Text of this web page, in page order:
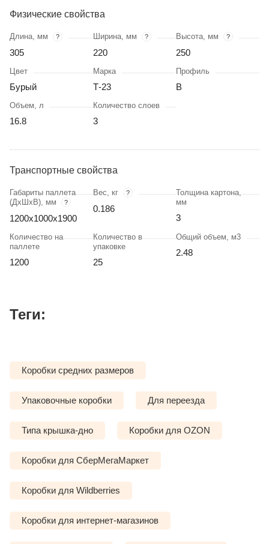
Физические свойства
Длина, мм ?
305
Ширина, мм ?
220
Высота, мм ?
250
Цвет
Бурый
Марка
Т-23
Профиль
В
Объем, л
16.8
Количество слоев
3
Транспортные свойства
Габариты паллета
(ДхШхВ), мм
?
1200х1000х1900
Вес, кг ?
0.186
Толщина картона,
мм
3
Количество на
паллете
1200
Количество в
упаковке
25
Общий объем, м3
2.48
Теги:
Коробки средних размеров
Упаковочные коробки Для переезда
Типа крышка-дно Коробки для OZON
Коробки для СберМегаМаркет
Коробки для Wildberries
Коробки для интернет-магазинов